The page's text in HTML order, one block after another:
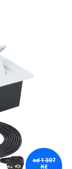
od 1 307
Kč